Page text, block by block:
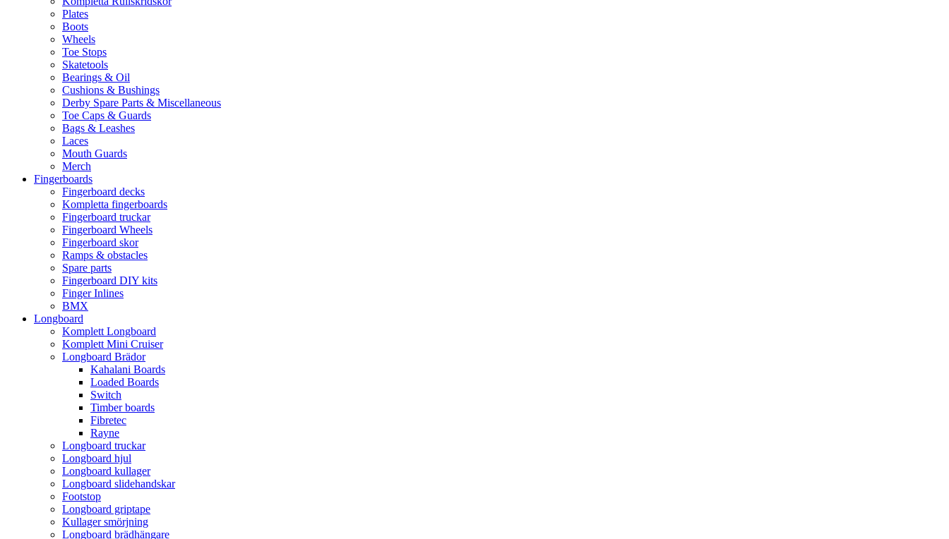
Plates
Boots
Wheels
Toe Stops
Skatetools
Bearings & Oil
Cushions & Bushings
Derby Spare Parts & Miscellaneous
Toe Caps & Guards
Bags & Leashes
Laces
Mouth Guards
Merch
Fingerboards
Fingerboard decks
Kompletta fingerboards
Fingerboard truckar
Fingerboard Wheels
Fingerboard skor
Ramps & obstacles
Spare parts
Fingerboard DIY kits
Finger Inlines
BMX
Longboard
Komplett Longboard
Komplett Mini Cruiser
Longboard Brädor
Kahalani Boards
Loaded Boards
Switch
Timber boards
Fibretec
Rayne
Longboard truckar
Longboard hjul
Longboard kullager
Longboard slidehandskar
Footstop
Longboard griptape
Kullager smörjning
Longboard brädhängare